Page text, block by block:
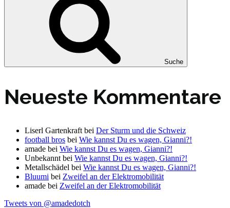
Suche
Neueste Kommentare
Liserl Gartenkraft bei Der Sturm und die Schweiz
football bros bei Wie kannst Du es wagen, Gianni?!
amade bei Wie kannst Du es wagen, Gianni?!
Unbekannt bei Wie kannst Du es wagen, Gianni?!
Metallschädel bei Wie kannst Du es wagen, Gianni?!
Bluumi bei Zweifel an der Elektromobilität
amade bei Zweifel an der Elektromobilität
Tweets von @amadedotch